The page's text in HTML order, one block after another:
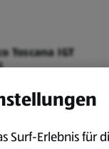
Toscana IGT
1 l)
€ 3,49 €
Surf-Erlebnis für